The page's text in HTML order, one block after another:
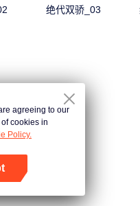
绝代双骄_03
agreeing to our
cookies in
Policy.